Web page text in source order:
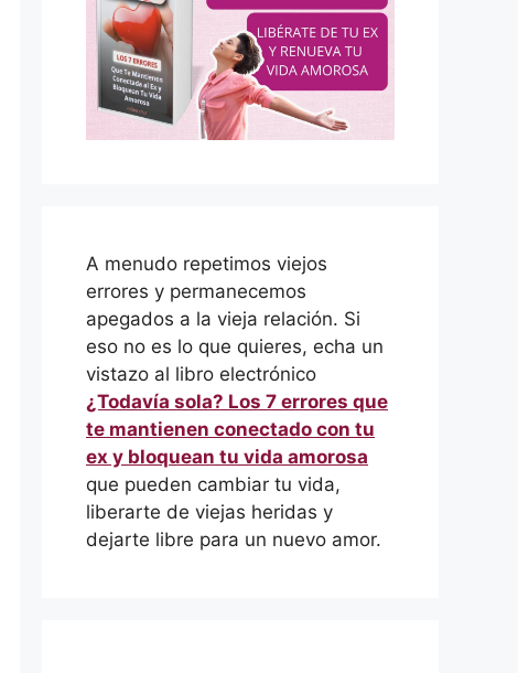
A menudo repetimos viejos
errores y permanecemos
apegados a la vieja relación. Si
eso no es lo que quieres, echa un
vistazo al libro electrónico
¿Todavía sola? Los 7 errores que
te mantienen conectado con tu
ex y bloquean tu vida amorosa
que pueden cambiar tu vida,
liberarte de viejas heridas y
dejarte libre para un nuevo amor.